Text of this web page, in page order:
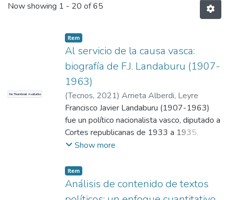
Now showing 1 - 20 of 65
No Thumbnail Available
Item
Al servicio de la causa vasca:
biografía de F.J. Landaburu (1907-
1963)
(Tecnos, 2021) Arrieta Alberdi, Leyre
Francisco Javier Landaburu (1907-1963)
fue un político nacionalista vasco, diputado a
Cortes republicanas de 1933 a 1935,
responsable de la política exterior vasca en
vasco de 1960 a 1963. Fue miembro de la
generación que modernizó el PNV y uno de
los principales ideólogos del nacionalismo
Show more
Item
Análisis de contenido de textos